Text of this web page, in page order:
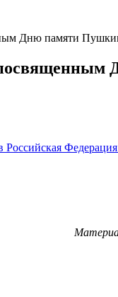
Дню памяти
Российская Федерация